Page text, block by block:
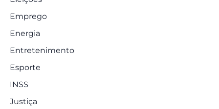
Emprego
Energia
Entretenimento
Esporte
INSS
Justiça